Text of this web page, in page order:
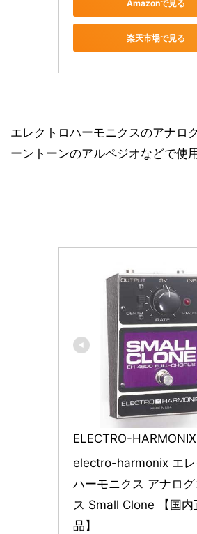
Amazonで見る
楽天市場で見る
エレクトロハーモニクスのアナロ
ーントーンのアルペジオなどで使用
ELECTRO-HARMONIX
electro-harmonix エレ
ハーモニクス アナログ
ス Small Clone 【国内
品】